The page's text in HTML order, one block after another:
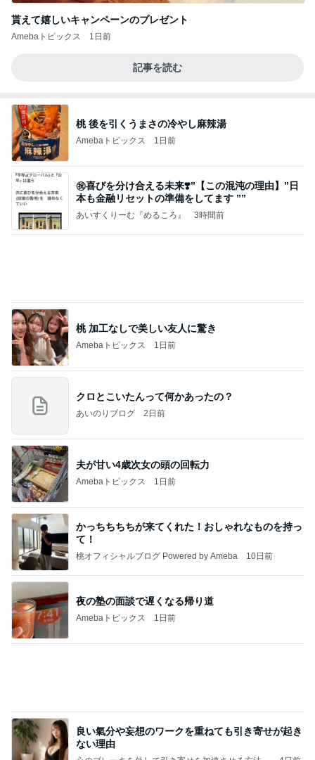
貰えて嬉しいキャンペーンのプレゼント
Amebaトピックス 1日前
記事を読む
桃 後を引くうまさの冷やし麻辣湯
Amebaトピックス 1日前
㊗️喜びを分け合える未来❣️”【この混沌の理由】”⽇
本も⾦融リセットの準備をしてます ””
あいすくりーむ『めるころ』 3時間前
桃 加工なしで美しい友人に驚き
Amebaトピックス 1日前
クロとこいたんって何かあったの？
あいのりブログ 2日前
夫が甘い4歳次女の頭の回転力
Amebaトピックス 1日前
かっちちちちが来てくれた！おしゃれなものを持っ
て！
桃オフィシャルブログ Powered by Ameba 10日前
夜の塾の面談で遅くなる帰り道
Amebaトピックス 1日前
良い氣分や妄想のワークを重ねても引き寄せが起き
ない理由